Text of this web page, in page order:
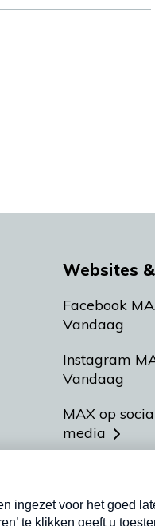
Websites
Facebook
Vandaag
Instagram
Vandaag
MAX op
media
Meldpunt